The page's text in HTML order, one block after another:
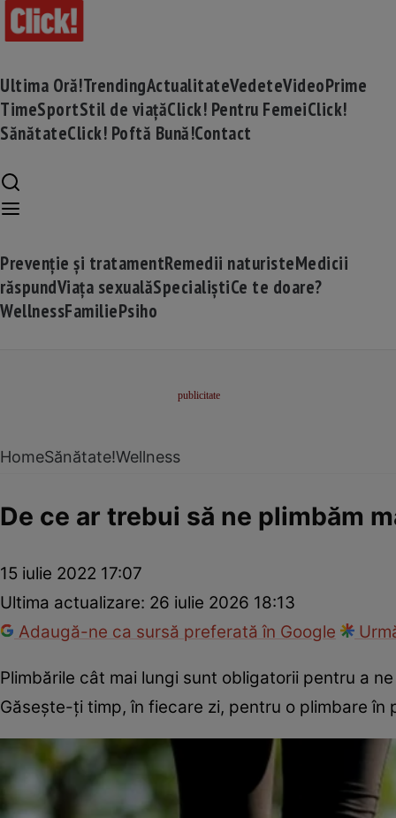
Ultima Oră!TrendingActualitateVedeteVideoPrime
TimeSportStil de viațăClick! Pentru FemeiClick!
SănătateClick! Poftă Bună!Contact
Prevenție și tratamentRemedii naturisteMedicii
răspundViața sexualăSpecialiștiCe te doare?
WellnessFamiliePsiho
HomeSănătate!Wellness
De ce ar trebui să ne plimbăm
15 iulie 2022 17:07
Ultima actualizare: 26 iulie 2026 18:13
Adaugă-ne ca sursă preferată în Google
Plimbările cât mai lungi sunt obligatorii pentru a
Găsește-ți timp, în fiecare zi, pentru o plimbare în